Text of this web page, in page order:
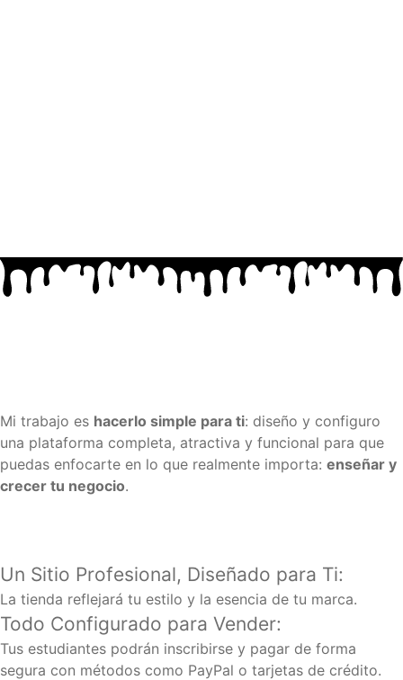
Mi trabajo es hacerlo simple para ti: diseño y configuro
una plataforma completa, atractiva y funcional para que
puedas enfocarte en lo que realmente importa: enseñar y
crecer tu negocio.
Un Sitio Profesional, Diseñado para Ti:
La tienda reflejará tu estilo y la esencia de tu marca.
Todo Configurado para Vender:
Tus estudiantes podrán inscribirse y pagar de forma
segura con métodos como PayPal o tarjetas de crédito.